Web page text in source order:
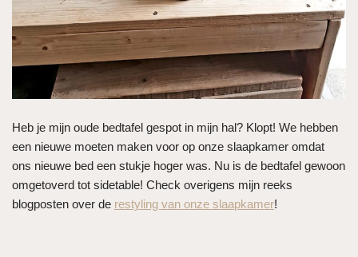
Heb je mijn oude bedtafel gespot in mijn hal? Klopt! We hebben
een nieuwe moeten maken voor op onze slaapkamer omdat
ons nieuwe bed een stukje hoger was. Nu is de bedtafel gewoon
omgetoverd tot sidetable! Check overigens mijn reeks
blogposten over de restyling van onze slaapkamer!